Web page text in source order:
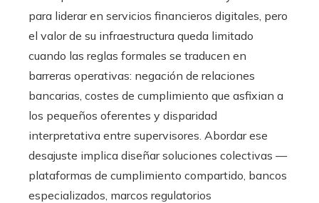
para liderar en servicios financieros digitales, pero
el valor de su infraestructura queda limitado
cuando las reglas formales se traducen en
barreras operativas: negación de relaciones
bancarias, costes de cumplimiento que asfixian a
los pequeños oferentes y disparidad
interpretativa entre supervisores. Abordar ese
desajuste implica diseñar soluciones colectivas —
plataformas de cumplimiento compartido, bancos
especializados, marcos regulatorios